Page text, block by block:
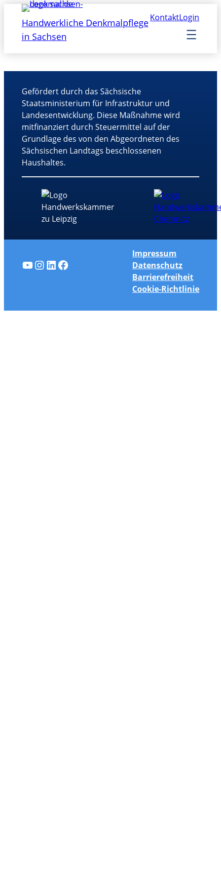
KontaktLogin
Handwerkliche Denkmalpflege
in Sachsen
Gefördert durch das Sächsische
Staatsministerium für Infrastruktur und
Landesentwicklung. Diese Maßnahme wird
mitfinanziert durch Steuermittel auf der
Grundlage des von den Abgeordneten des
Sächsischen Landtags beschlossenen
Haushaltes.
YouTube
Instagram
LinkedIn
Facebook
Impressum
Datenschutz
Barrierefreiheit
Cookie-Richtlinie